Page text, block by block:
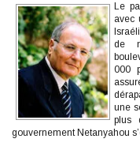
Le
avec
de
000
une
plus
gouvernement Netanyahou